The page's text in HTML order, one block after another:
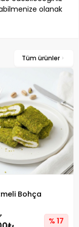
olanak
Tüm ürünler
Bohça
% 17